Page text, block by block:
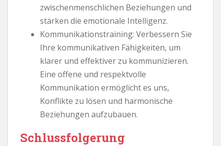
zwischenmenschlichen Beziehungen und
stärken die emotionale Intelligenz.
Kommunikationstraining: Verbessern Sie
Ihre kommunikativen Fähigkeiten, um
klarer und effektiver zu kommunizieren.
Eine offene und respektvolle
Kommunikation ermöglicht es uns,
Konflikte zu lösen und harmonische
Beziehungen aufzubauen.
Schlussfolgerung